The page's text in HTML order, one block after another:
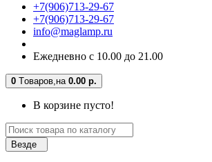
+7(906)713-29-67
+7(906)713-29-67
info@maglamp.ru
Ежедневно с 10.00 до 21.00
0 Tоваров,на 0.00 р.
В корзине пусто!
Везде